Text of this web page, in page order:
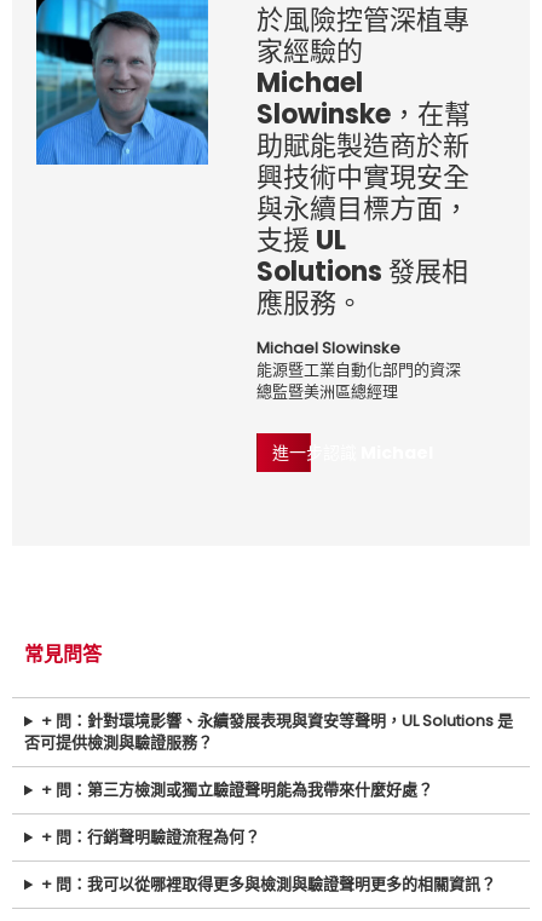
於風險控管深植專
家經驗的
Michael
Slowinske，在幫
助賦能製造商於新
興技術中實現安全
與永續目標方面，
支援 UL
Solutions 發展相
應服務。
Michael Slowinske
能源暨工業自動化部門的資深
總監暨美洲區總經理
進一步認識 Michael
常見問答
+ 問：針對環境影響、永續發展表現與資安等聲明，UL Solutions 是
否可提供檢測與驗證服務？
+ 問：第三方檢測或獨立驗證聲明能為我帶來什麼好處？
+ 問：行銷聲明驗證流程為何？
+ 問：我可以從哪裡取得更多與檢測與驗證聲明更多的相關資訊？